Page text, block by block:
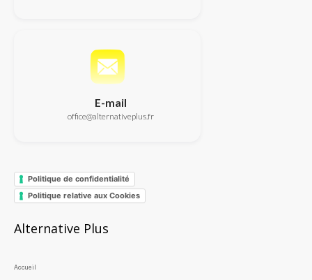
E-mail
office@alternativeplus.fr
Politique de confidentialité
Politique relative aux Cookies
Alternative Plus
Accueil